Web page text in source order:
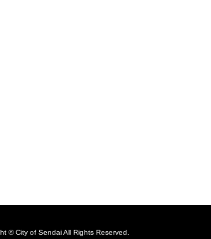
© City of Sendai All Rights Reserved.